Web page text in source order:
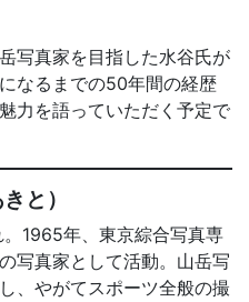
写真家を目指した水谷氏が
なるまでの50年間の経歴
力を語っていただく予定で
と）
1965年、東京綜合写真専
写真家として活動。山岳写
、やがてスポーツ全般の撮